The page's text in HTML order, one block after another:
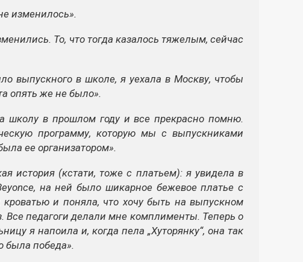
изменилось».
То, что тогда казалось тяжелым, сейчас
выпускного в школе, я уехала в Москву, чтобы
опять же не было».
школу в прошлом году и все прекрасно помню.
программу, которую мы с выпускниками
ее организатором».
история (кстати, тоже с платьем): я увидела в
на ней было шикарное бежевое платье с
и поняла, что хочу быть на выпускном
Все педагоги делали мне комплименты. Теперь о
я напоила и, когда пела „Хуторянку“, она так
была победа».